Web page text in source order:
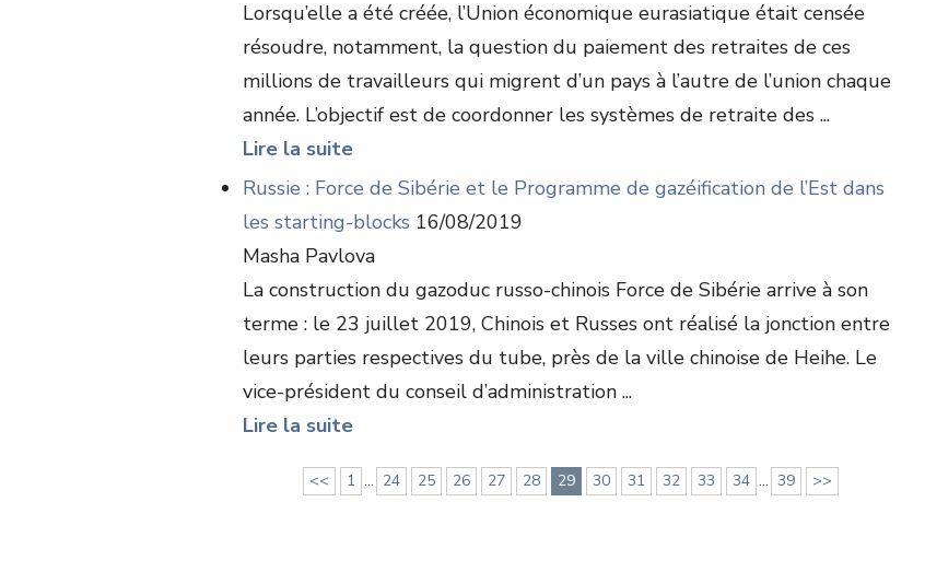
Lorsqu’elle a été créée, l’Union économique eurasiatique était censée
résoudre, notamment, la question du paiement des retraites de ces
millions de travailleurs qui migrent d’un pays à l’autre de l’union chaque
année. L’objectif est de coordonner les systèmes de retraite des ...
Lire la suite
Russie : Force de Sibérie et le Programme de gazéification de l’Est dans
les starting-blocks 16/08/2019
Masha Pavlova
La construction du gazoduc russo-chinois Force de Sibérie arrive à son
terme : le 23 juillet 2019, Chinois et Russes ont réalisé la jonction entre
leurs parties respectives du tube, près de la ville chinoise de Heihe. Le
vice-président du conseil d’administration ...
Lire la suite
<< 1 ... 24 25 26 27 28 29 30 31 32 33 34 ... 39 >>